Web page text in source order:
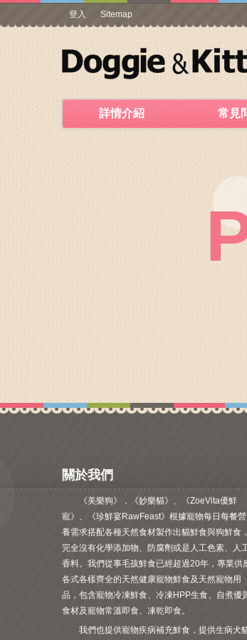
登入 Sitemap
詳情介紹 常見
關於我們
《美樂狗》．《妙樂貓》、《ZoeVita優鮮
寵》、《珍鮮宴RawFeast》根據寵物每日每餐營
養需求搭配各種天然食材製作出貓鮮食與狗鮮食，
完全沒有化學添加物、防腐劑或是人工色素、人
香料。我們從事毛孩鮮食已經超過20年，專業供
各式各樣齊全的天然健康寵物鮮食及天然寵物用
品，包含寵物冷凍鮮食、冷凍HPP生食、自煮優
食材及寵物常溫即食、凍乾即食。
我們也提供寵物疾病補充鮮食，提供生病犬